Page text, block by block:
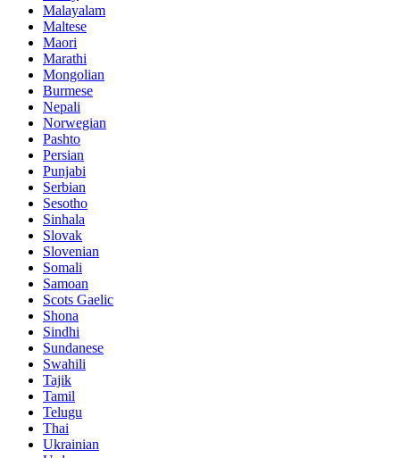
Malayalam
Maltese
Maori
Marathi
Mongolian
Burmese
Nepali
Norwegian
Pashto
Persian
Punjabi
Serbian
Sesotho
Sinhala
Slovak
Slovenian
Somali
Samoan
Scots Gaelic
Shona
Sindhi
Sundanese
Swahili
Tajik
Tamil
Telugu
Thai
Ukrainian